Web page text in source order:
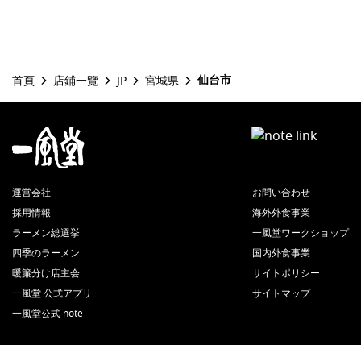
首頁 店鋪一覽 JP 宮城県 仙台市
運営会社
採用情報
ラーメン総選挙
四季のラーメン
暖簾分け店主会
一風堂 公式アプリ
一風堂公式 note
お問い合わせ
海外外食事業
一風堂ワークショップ
国内外食事業
サイトポリシー
サイトマップ